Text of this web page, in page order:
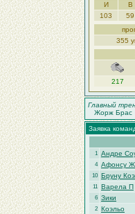
И
В
103
59
355
217
Главный
Жорж Браc
Заявка
1 Андре
4 Афонсу
10 Бруну
11 Варела П
6 Зики
2 Коэльо